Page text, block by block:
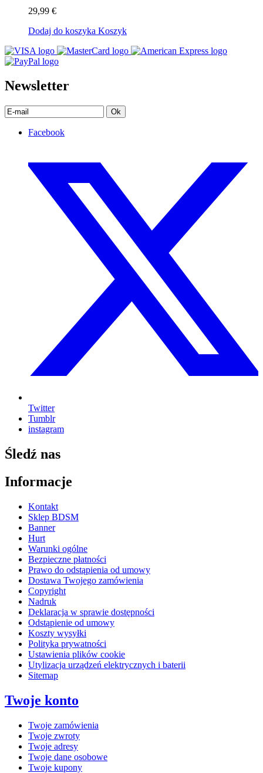
29,99 €
Dodaj do koszyka Koszyk
Newsletter
Ok
Facebook
Twitter
Tumblr
instagram
Śledź nas
Informacje
Kontakt
Sklep BDSM
Banner
Hurt
Warunki ogólne
Bezpieczne płatności
Prawo do odstąpienia od umowy
Dostawa Twojego zamówienia
Copyright
Nadruk
Deklaracja w sprawie dostępności
Odstąpienie od umowy
Koszty wysyłki
Polityka prywatności
Ustawienia plików cookie
Utylizacja urządzeń elektrycznych i baterii
Sitemap
Twoje konto
Twoje zamówienia
Twoje zwroty
Twoje adresy
Twoje dane osobowe
Twoje kupony